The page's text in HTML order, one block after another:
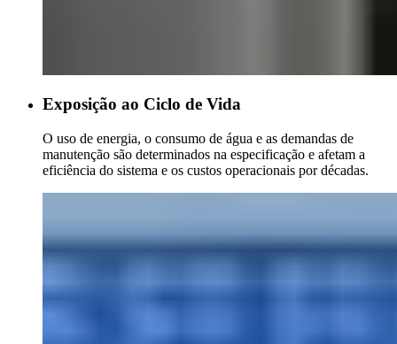
Exposição ao Ciclo de Vida
O uso de energia, o consumo de água e as demandas de
manutenção são determinados na especificação e afetam a
eficiência do sistema e os custos operacionais por décadas.